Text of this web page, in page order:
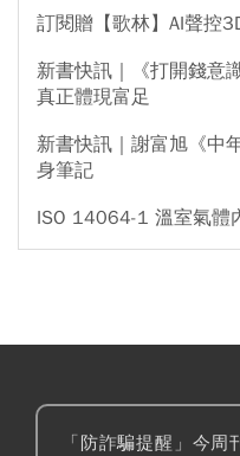
訂閱贈【歌林】AI聲控
新書快訊｜《打開錢意
真正體現富足
新書快訊｜謝富旭《中
身筆記
ISO 14064-1 溫室氣體
「防詐騙提醒」今周